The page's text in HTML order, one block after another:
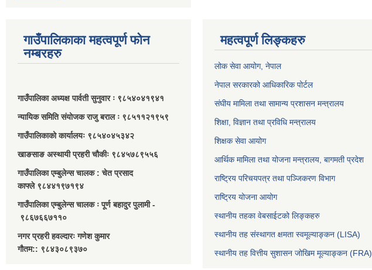
गाउँपालिकाका महत्वपूर्ण फोन
नम्बरहरु
गाउँपालिका अध्यक्ष पार्वती सुनुवार ः ९८५४०४१९४१
न्यायिक समिति संयोजक राजु बराल ः ९८५११२१९५९
गाउँपालिकाको कार्यालयः ९८५४०४५३४२
खाङसाङ अस्थायी प्रहरी चौकीः ९८४५७८९५५६
गाउँपालिका एम्बुलेन्स चालक : चेत प्रसाद
काफ्ले ९८४४१९७१९४
गाउँपालिका एम्बुलेन्स चालक ः पूर्ण बहादुर पुलामी -
९८६७६६७११०
नगर प्रहरी हवल्दारः गणेश कुमार
गौतम:: ९८४३०८९३७०
महत्वपूर्ण लिङ्कहरु
लोक सेवा आयोग, नेपाल
नेपाल सरकारको आधिकारिक पोर्टल
संघीय मामिला तथा सामान्य प्रशासन मन्त्रालय
शिक्षा, विज्ञान तथा प्रविधि मन्त्रालय
शिक्षक सेवा आयोग
आर्थिक मामिला तथा योजना मन्त्रालय, बागमती प्रदेश
राष्ट्रिय परिचयपत्र तथा पञ्जिकरण विभाग
राष्ट्रिय योजना आयोग
स्थानीय तहका वेबसाईटको लिङ्कहरु
स्थानीय तह संस्थागत क्षमता स्वमूल्याङ्कन (LISA)
स्थानीय तह वित्तीय सुशासन जोखिम मूल्याङ्कन (FRA)